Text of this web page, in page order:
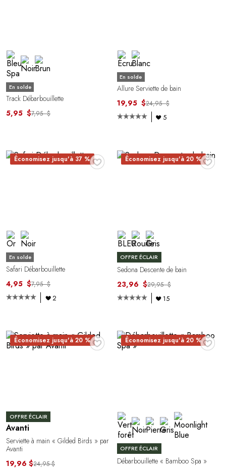
En solde
Track Débarbouillette
5,95 $7,95 $
En solde
Allure Serviette de bain
19,95 $24,95 $
5
♥
Économisez jusqu'à 37 %
En solde
Safari Débarbouillette
4,95 $7,95 $
2
♥
Économisez jusqu'à 20 %
OFFRE ÉCLAIR
Sedona Descente de bain
23,96 $29,95 $
15
♥
Économisez jusqu'à 20 %
OFFRE ÉCLAIR
Avanti
Serviette à main « Gilded Birds » par
Avanti
19,96 $24,95 $
♥
Économisez jusqu'à 20 %
OFFRE ÉCLAIR
Débarbouillette « Bamboo Spa »